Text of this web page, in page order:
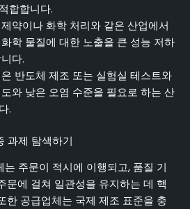
합합니다.
약이나 화학 처리와 같은 산업에서
학 물질에 대한 노출을 큰 성능 저하
다.
반도체 제조 또는 실험실 테스트와
와 낮은 오염 수준을 필요로 하는 산
.
과제 탐색하기
주문이 적시에 이행되고, 품질 기
문에 걸쳐 일관성을 유지하는 데 핵
한 공급업체는 국제 제조 표준을 충